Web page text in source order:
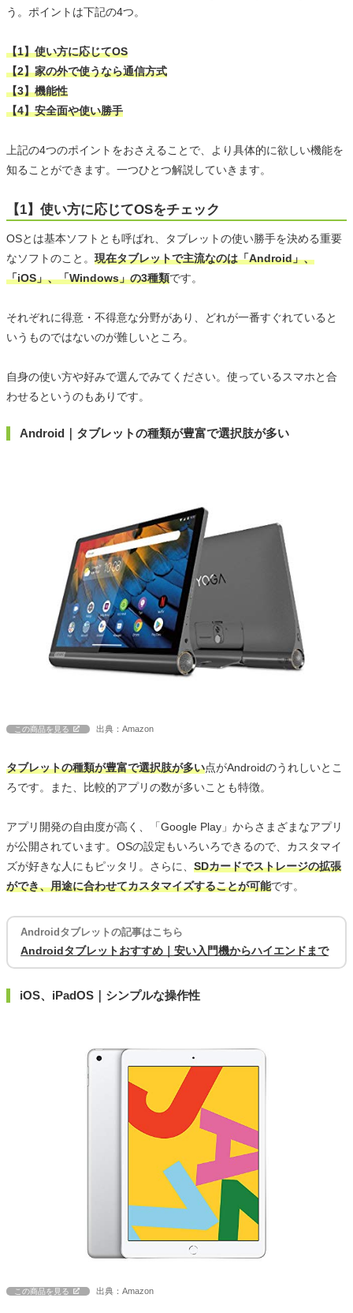
う。ポイントは下記の4つ。
【1】使い方に応じてOS
【2】家の外で使うなら通信方式
【3】機能性
【4】安全面や使い勝手
上記の4つのポイントをおさえることで、より具体的に欲しい機能を
知ることができます。一つひとつ解説していきます。
【1】使い方に応じてOSをチェック
OSとは基本ソフトとも呼ばれ、タブレットの使い勝手を決める重要
なソフトのこと。 現在タブレットで主流なのは「Android」、
「iOS」、「Windows」の3種類です。
それぞれに得意・不得意な分野があり、どれが一番すぐれていると
いうものではないのが難しいところ。
自身の使い方や好みで選んでみてください。使っているスマホと合
わせるというのもありです。
Android｜タブレットの種類が豊富で選択肢が多い
この商品を見る 出典：Amazon
タブレットの種類が豊富で選択肢が多い点がAndroidのうれしいとこ
ろです。また、比較的アプリの数が多いことも特徴。
アプリ開発の自由度が高く、「Google Play」からさまざまなアプリ
が公開されています。OSの設定もいろいろできるので、カスタマイ
ズが好きな人にもピッタリ。さらに、 SDカードでストレージの拡張
ができ、用途に合わせてカスタマイズすることが可能です。
Androidタブレットの記事はこちら
Androidタブレットおすすめ｜安い入門機からハイエンドまで
iOS、iPadOS｜シンプルな操作性
この商品を見る 出典：Amazon